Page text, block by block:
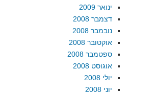
ינואר 2009
דצמבר 2008
נובמבר 2008
אוקטובר 2008
ספטמבר 2008
אוגוסט 2008
יולי 2008
יוני 2008